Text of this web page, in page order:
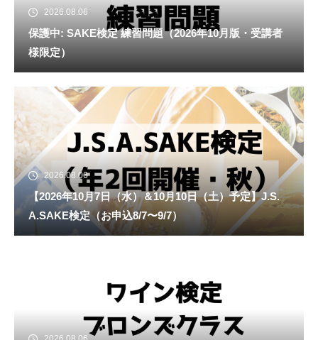
2026.08.06
保護中: SAKE検定 練習問題（2026年10月版・受講者
様限定）
2026.08.06
【2026年10月7日（水）＆10月10日（土）予定】J.S.
A.SAKE検定（お申込8/7〜9/7）